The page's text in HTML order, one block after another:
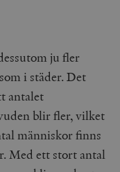
ju fler
i städer. Det
antalet
blir fler, vilket
människor finns
Med ett stort antal